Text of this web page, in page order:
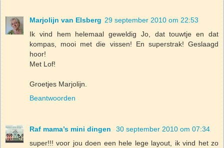
Marjolijn van Elsberg 29 september 2010 om 22:53
Ik vind hem helemaal geweldig Jo, dat touwtje en dat
kompas, mooi met die vissen! En superstrak! Geslaagd
hoor!
Met Lof!
Groetjes Marjolijn.
Beantwoorden
Raf mama’s mini dingen
30 september 2010 om 07:34
super!!! voor jou doen een hele lege layout, ik vind het zo